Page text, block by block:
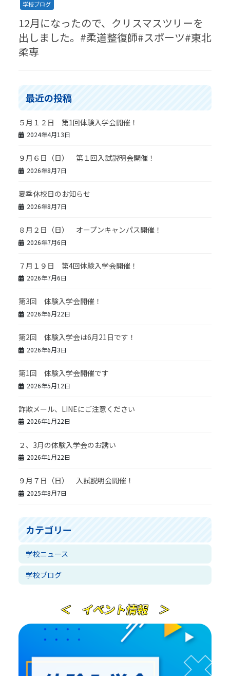
学校ブログ
12月になったので、クリスマスツリーを
出しました。#柔道整復師#スポーツ#東北
柔専
最近の投稿
５月１２日 第1回体験入学会開催！
2024年4月13日
９月６日（日） 第１回入試説明会開催！
2026年8月7日
夏季休校日のお知らせ
2026年8月7日
８月２日（日） オープンキャンパス開催！
2026年7月6日
７月１９日 第4回体験入学会開催！
2026年7月6日
第3回 体験入学会開催！
2026年6月22日
第2回 体験入学会は6月21日です！
2026年6月3日
第1回 体験入学会開催です
2026年5月12日
詐欺メール、LINEにご注意ください
2026年1月22日
２、3月の体験入学会のお誘い
2026年1月22日
９月７日（日） 入試説明会開催！
2025年8月7日
カテゴリー
学校ニュース
学校ブログ